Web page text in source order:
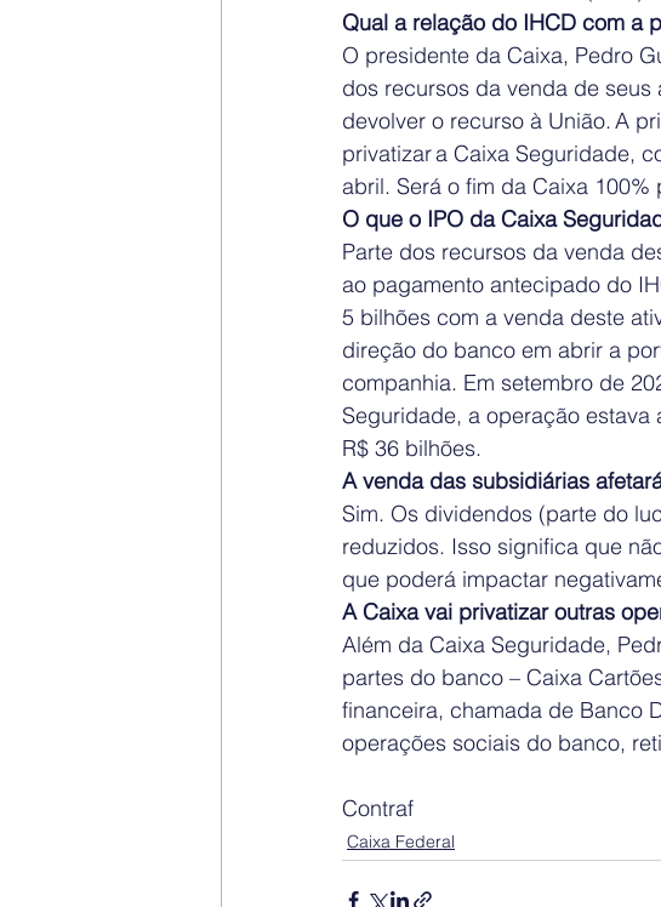
Qual a relação do IHCD com a
O presidente da Caixa, Pedro
dos recursos da venda de
devolver o recurso à União. A
privatizar a Caixa Seguridade,
abril. Será o fim da Caixa 100%
O que o IPO da Caixa
Parte dos recursos da venda
ao pagamento antecipado do
5 bilhões com a venda deste
direção do banco em abrir a
companhia. Em setembro de
Seguridade, a operação estava
R$ 36 bilhões.
A venda das subsidiárias
Sim. Os dividendos (parte do
reduzidos. Isso significa que
que poderá impactar
A Caixa vai privatizar outras
Além da Caixa Seguridade,
partes do banco – Caixa
financeira, chamada de Banco
operações sociais do banco,
Contraf
Caixa Federal